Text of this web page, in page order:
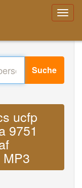
Suche
ucfp
9751